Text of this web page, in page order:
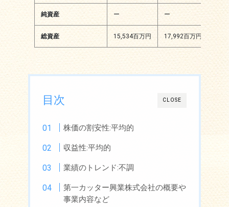
純資産 ー ー 470
総資産 15,534百万円 17,992百万円
CLOSE
目次
株価の割安性:平均的
収益性:平均的
業績のトレンド:不調
第一カッター興業株式会社の概要や
事業内容など